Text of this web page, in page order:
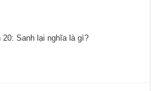
Sanh lại nghĩa là gì?